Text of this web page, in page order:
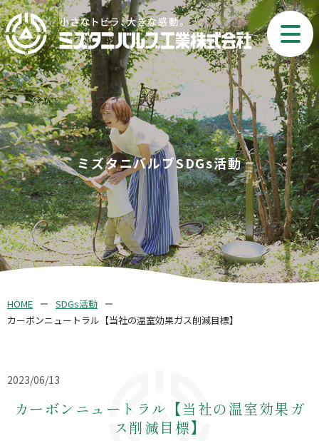
ミズタニバルブSDGs活動
HOME
SDGs活動
カーボンニュートラル【当社の温室効果ガス削減目標】
2023/06/13
カーボンニュートラル【当社の温室効果ガ
ス削減目標】